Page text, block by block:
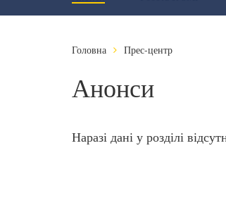
Головна Прес-центр
Анонси
Наразі дані у розділі